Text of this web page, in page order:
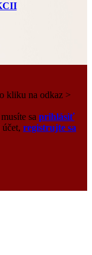
kliku na odkaz >
sa prihlásiť
registrujte sa